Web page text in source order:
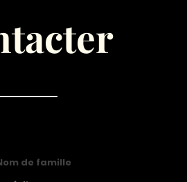
de famille